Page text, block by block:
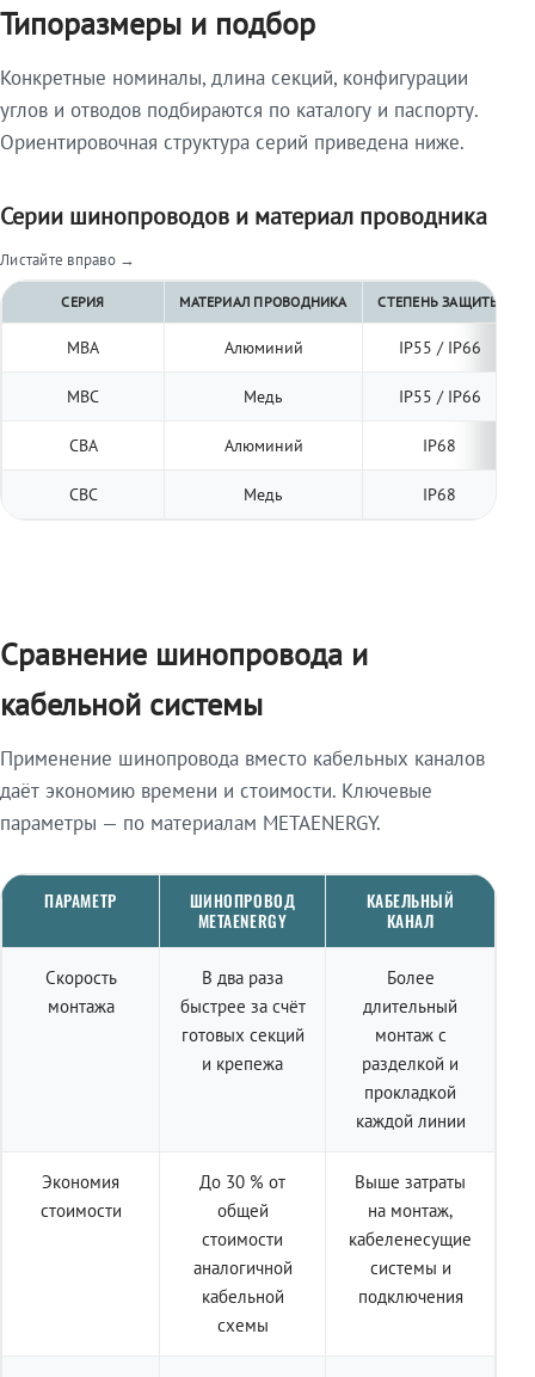
Типоразмеры и подбор
Конкретные номиналы, длина секций, конфигурации
углов и отводов подбираются по каталогу и паспорту.
Ориентировочная структура серий приведена ниже.
Серии шинопроводов и материал проводника
Листайте вправо →
СЕРИЯ МАТЕРИАЛ ПРОВОДНИКА СТЕПЕНЬ ЗАЩИТЫ
МВА Алюминий IP55 / IP66
МВС Медь IP55 / IP66
СВА Алюминий IP68
СВС Медь IP68
Сравнение шинопровода и
кабельной системы
Применение шинопровода вместо кабельных каналов
даёт экономию времени и стоимости. Ключевые
параметры — по материалам METAENERGY.
ПАРАМЕТР
ШИНОПРОВОД
METAENERGY
КАБЕЛЬНЫЙ
КАНАЛ
Скорость
монтажа
В два раза
быстрее за счёт
готовых секций
и крепежа
Более
длительный
монтаж с
разделкой и
прокладкой
каждой линии
Экономия
стоимости
До 30 % от
общей
стоимости
аналогичной
кабельной
схемы
Выше затраты
на монтаж,
кабеленесущие
системы и
подключения